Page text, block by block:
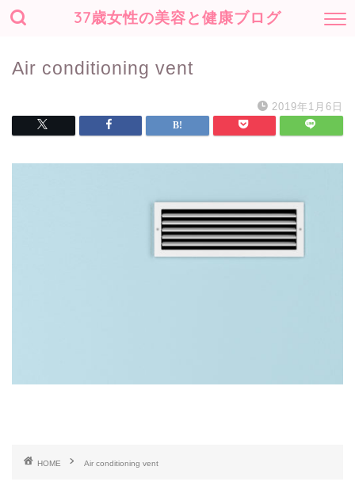
37歳女性の美容と健康ブログ
Air conditioning vent
2019年1月6日
HOME Air conditioning vent